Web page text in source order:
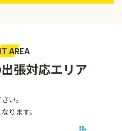
AREA
張対応エリア
い。
ります。